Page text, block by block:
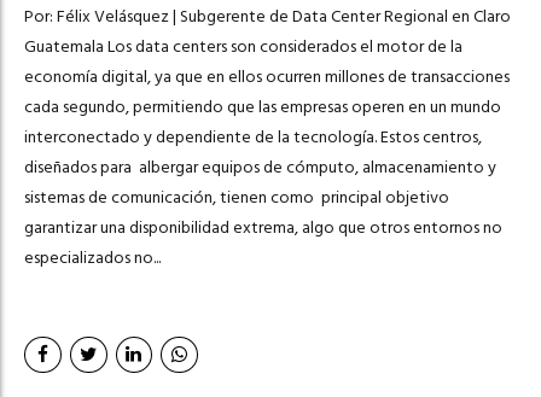
Por: Félix Velásquez | Subgerente de Data Center Regional en Claro
Guatemala Los data centers son considerados el motor de la
economía digital, ya que en ellos ocurren millones de transacciones
cada segundo, permitiendo que las empresas operen en un mundo
interconectado y dependiente de la tecnología. Estos centros,
diseñados para albergar equipos de cómputo, almacenamiento y
sistemas de comunicación, tienen como principal objetivo
garantizar una disponibilidad extrema, algo que otros entornos no
especializados no...